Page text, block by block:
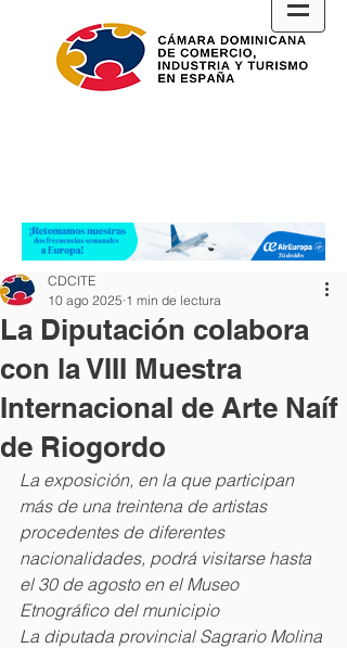
La Diputación colabora
con la VIII Muestra
Internacional de Arte Naíf
de Riogordo
CDCITE
10 ago 2025 1 min de lectura
La exposición, en la que participan
más de una treintena de artistas
procedentes de diferentes
nacionalidades, podrá visitarse hasta
el 30 de agosto en el Museo
Etnográfico del municipio
La diputada provincial Sagrario Molina